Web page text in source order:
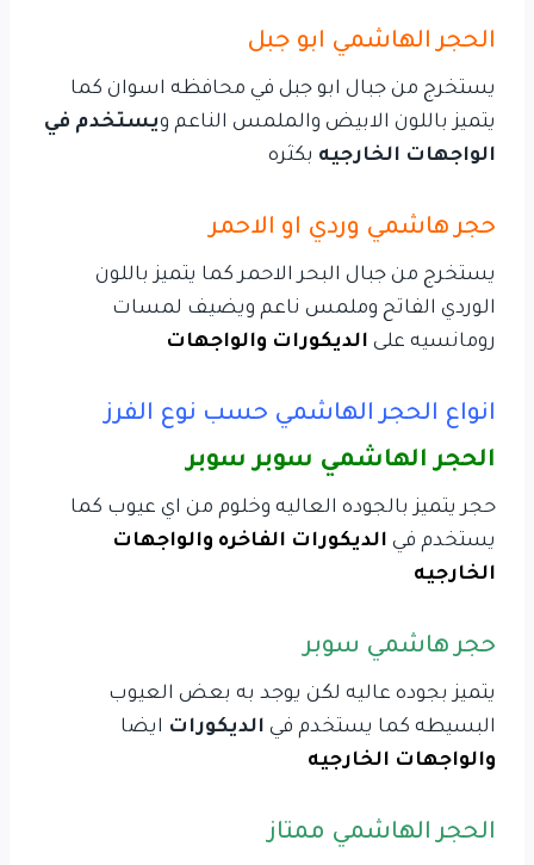
الحجر الهاشمي ابو جبل
يستخرج من جبال ابو جبل في محافظه اسوان كما
يتميز باللون الابيض والملمس الناعم ويستخدم في
الواجهات الخارجيه بكثره
حجر هاشمي وردي او الاحمر
يستخرج من جبال البحر الاحمر كما يتميز باللون
الوردي الفاتح وملمس ناعم ويضيف لمسات
رومانسيه على الديكورات والواجهات
انواع الحجر الهاشمي حسب نوع الفرز
الحجر الهاشمي سوبر سوبر
حجر يتميز بالجوده العاليه وخلوم من اي عيوب كما
يستخدم في الديكورات الفاخره والواجهات
الخارجيه
حجر هاشمي سوبر
يتميز بجوده عاليه لكن يوجد به بعض العيوب
البسيطه كما يستخدم في الديكورات ايضا
والواجهات الخارجيه
الحجر الهاشمي ممتاز